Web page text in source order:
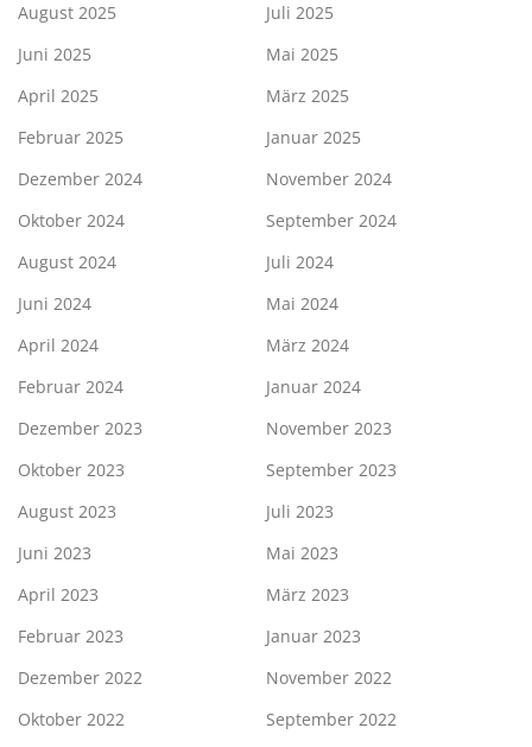
August 2025
Juli 2025
Juni 2025
Mai 2025
April 2025
März 2025
Februar 2025
Januar 2025
Dezember 2024
November 2024
Oktober 2024
September 2024
August 2024
Juli 2024
Juni 2024
Mai 2024
April 2024
März 2024
Februar 2024
Januar 2024
Dezember 2023
November 2023
Oktober 2023
September 2023
August 2023
Juli 2023
Juni 2023
Mai 2023
April 2023
März 2023
Februar 2023
Januar 2023
Dezember 2022
November 2022
Oktober 2022
September 2022